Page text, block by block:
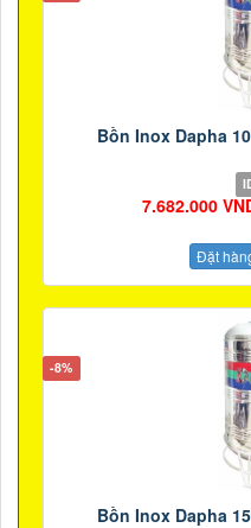
Bồn Inox Dapha
7.682.000
Đặt
-8%
Bồn Inox Dapha